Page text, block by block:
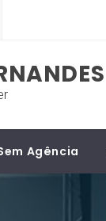
Agência